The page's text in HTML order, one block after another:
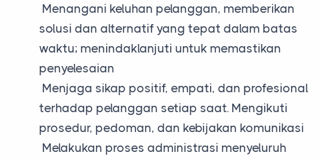
Menangani keluhan pelanggan, memberikan
solusi dan alternatif yang tepat dalam batas
waktu; menindaklanjuti untuk memastikan
penyelesaian
Menjaga sikap positif, empati, dan profesional
terhadap pelanggan setiap saat. Mengikuti
prosedur, pedoman, dan kebijakan komunikasi
Melakukan proses administrasi menyeluruh